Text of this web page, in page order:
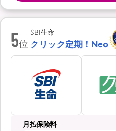
5位
SBI生命
クリック定期！Neo
月払保険料